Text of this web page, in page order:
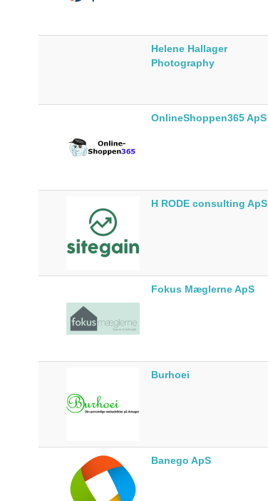
Helene Hallager
Photography
OnlineShoppen365 ApS
H RODE consulting ApS
Fokus Mæglerne ApS
Burhoei
Banego ApS